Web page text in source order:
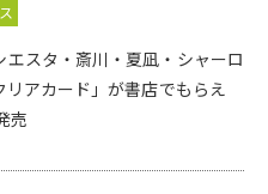
エスタ・斎川・夏凪・シャーロ
アカード」が書店でもらえ
売